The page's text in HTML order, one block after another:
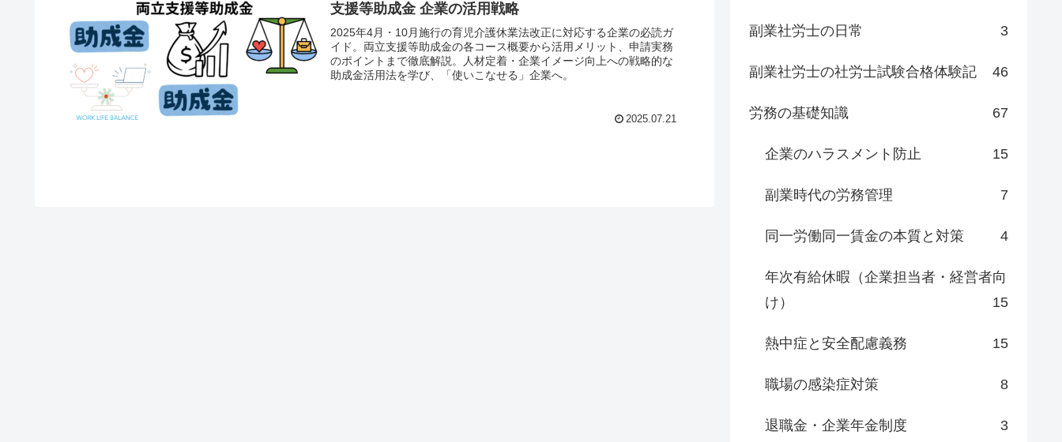
支援等助成金 企業の活用戦略
2025年4月・10月施行の育児介護休業法改正に対応する企業の必読ガ
イド。両立支援等助成金の各コース概要から活用メリット、申請実務
のポイントまで徹底解説。人材定着・企業イメージ向上への戦略的な
助成金活用法を学び、「使いこなせる」企業へ。
2025.07.21
副業社労士の日常 3
副業社労士の社労士試験合格体験記 46
労務の基礎知識 67
企業のハラスメント防止 15
副業時代の労務管理 7
同一労働同一賃金の本質と対策 4
年次有給休暇（企業担当者・経営者向
け）
15
熱中症と安全配慮義務 15
職場の感染症対策 8
退職金・企業年金制度 3